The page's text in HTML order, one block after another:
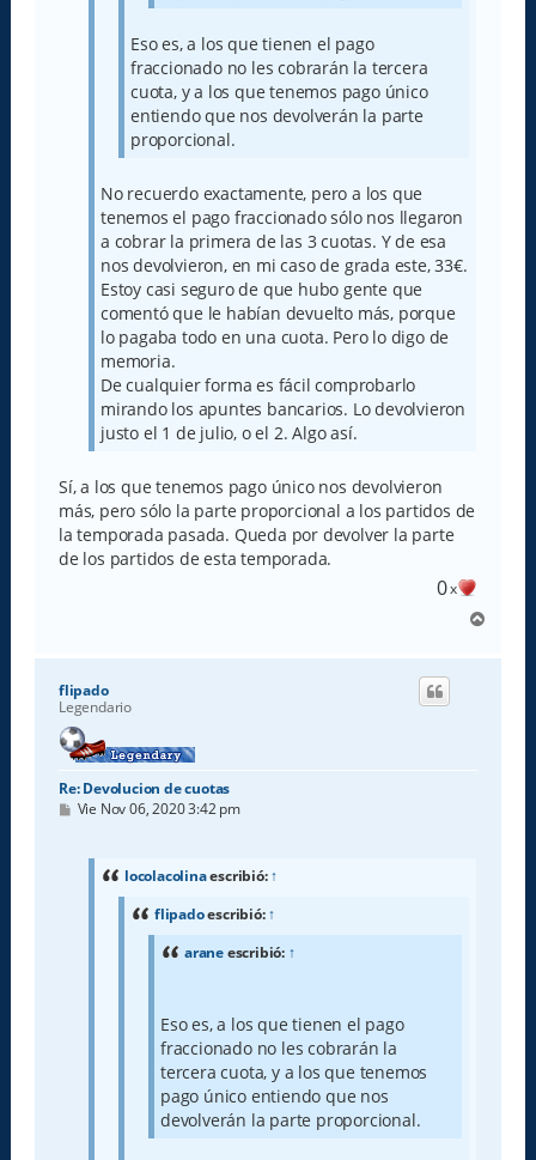
Eso es, a los que tienen el pago
fraccionado no les cobrarán la tercera
cuota, y a los que tenemos pago único
entiendo que nos devolverán la parte
proporcional.
No recuerdo exactamente, pero a los que
tenemos el pago fraccionado sólo nos llegaron
a cobrar la primera de las 3 cuotas. Y de esa
nos devolvieron, en mi caso de grada este, 33€.
Estoy casi seguro de que hubo gente que
comentó que le habían devuelto más, porque
lo pagaba todo en una cuota. Pero lo digo de
memoria.
De cualquier forma es fácil comprobarlo
mirando los apuntes bancarios. Lo devolvieron
justo el 1 de julio, o el 2. Algo así.
Sí, a los que tenemos pago único nos devolvieron
más, pero sólo la parte proporcional a los partidos de
la temporada pasada. Queda por devolver la parte
de los partidos de esta temporada.
0x
r
flipado
Legendario
Re: Devolucion de cuotas
M
Vie Nov 06, 2020 3:42 pm
locolacolinaescribió:↑
flipadoescribió:↑
araneescribió: ↑
Eso es, a los que tienen el pago
fraccionado no les cobrarán la
tercera cuota, y a los que tenemos
pago único entiendo que nos
devolverán la parte proporcional.